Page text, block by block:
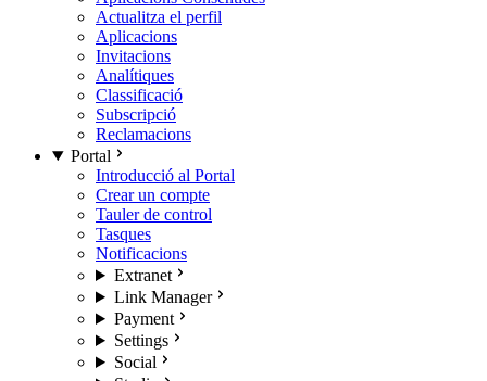
Actualitza el perfil
Aplicacions
Invitacions
Analítiques
Classificació
Subscripció
Reclamacions
Portal
Introducció al Portal
Crear un compte
Tauler de control
Tasques
Notificacions
Extranet
Link Manager
Payment
Settings
Social